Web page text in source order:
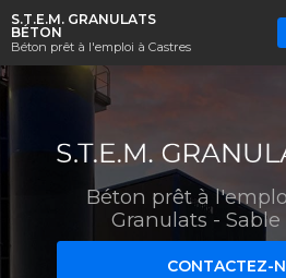
Aller
au
contenu
principal
S.T.E.M. GRANULATS
BÉTON
Béton prêt à l'emploi à Castres
Béton prêt à
Granulats -
CONTACTEZ-